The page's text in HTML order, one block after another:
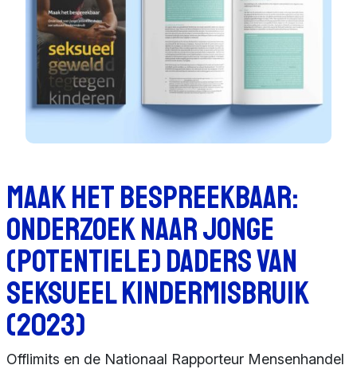
Maak het bespreekbaar:
Onderzoek naar jonge
(potentiele) daders van
seksueel kindermisbruik
(2023)
Offlimits en de Nationaal Rapporteur Mensenhandel